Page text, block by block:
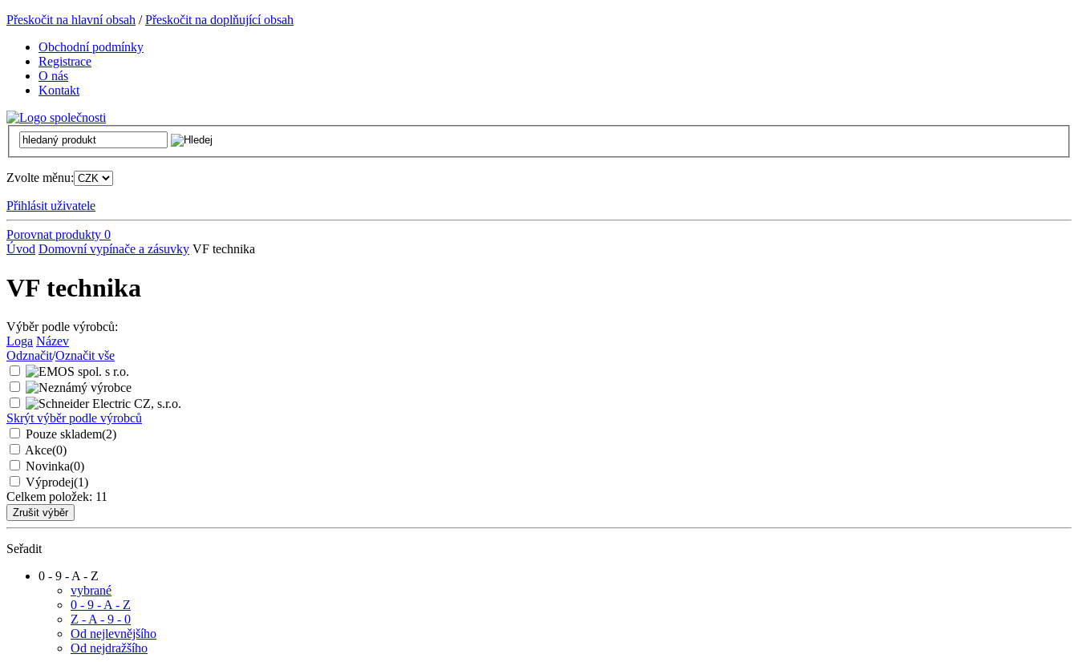
Přeskočit na hlavní obsah /Přeskočit na doplňující obsah
Obchodní podmínky
Registrace
O nás
Kontakt
Zvolte měnu:
Přihlásit uživatele
Porovnat produkty 0
Úvod Domovní vypínače a zásuvky VF technika
VF technika
Výběr podle výrobců:
Loga Název
Odznačit/Označit vše
Skrýt výběr podle výrobců
Pouze skladem(2)
Akce(0)
Novinka(0)
Výprodej(1)
Celkem položek: 11
Seřadit
0 - 9 - A - Z
vybrané
0 - 9 - A - Z
Z - A - 9 - 0
Od nejlevnějšího
Od nejdražšího